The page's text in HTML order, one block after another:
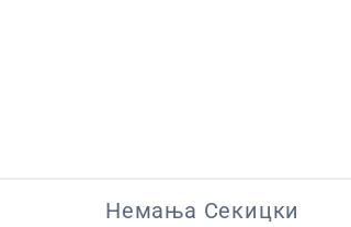
Немања Секицки